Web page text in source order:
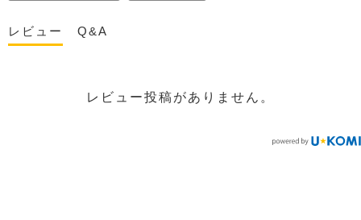
レビュー Q&A
レビュー投稿がありません。